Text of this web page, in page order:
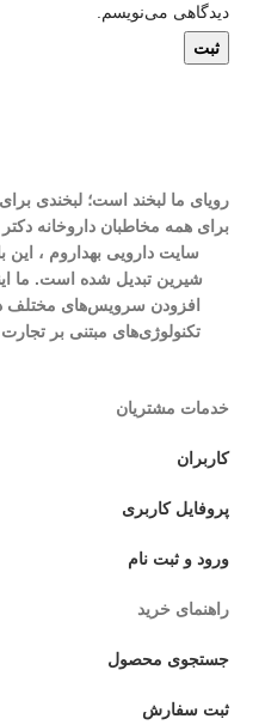
دیدگاهی می‌نویسم.
رویای ما لبخند است؛ لبخندی
برای همه مخاطبان داروخانه
سایت دارویی بهداروم ، این
شیرین تبدیل شده است. ما
افزودن سرویس‌های مختلف
تکنولوژی‌های مبتنی بر تجارت
خدمات مشتریان
کاربران
پروفایل کاربری
ورود و ثبت نام
راهنمای خرید
جستجوی محصول
ثبت سفارش